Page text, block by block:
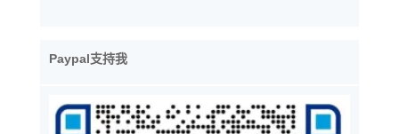
Paypal支持我